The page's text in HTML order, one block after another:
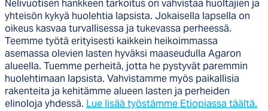
Nelivuotisen hankkeen tarkoitus on vahvistaa huoltajien ja
yhteisön kykyä huolehtia lapsista. Jokaisella lapsella on
oikeus kasvaa turvallisessa ja tukevassa perheessä.
Teemme työtä erityisesti kaikkein heikoimmassa
asemassa olevien lasten hyväksi maaseudulla Agaron
alueella. Tuemme perheitä, jotta he pystyvät paremmin
huolehtimaan lapsista. Vahvistamme myös paikallisia
rakenteita ja kehitämme alueen lasten ja perheiden
elinoloja yhdessä. Lue lisää työstämme Etiopiassa täältä.